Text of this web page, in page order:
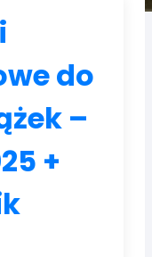
do
–
+